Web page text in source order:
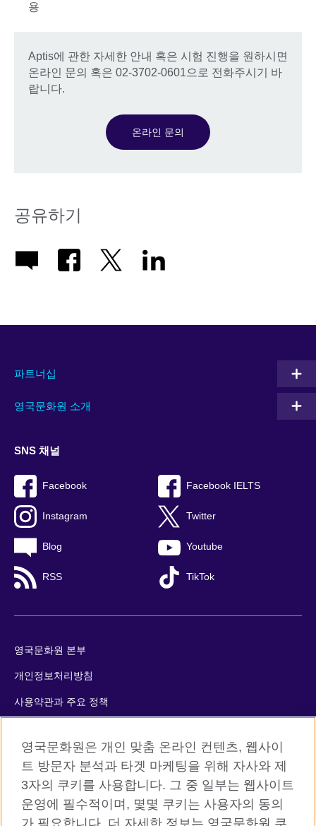
용
Aptis에 관한 자세한 안내 혹은 시험 진행을 원하시면
온라인 문의 혹은 02-3702-0601으로 전화주시기 바
랍니다.
온라인 문의
공유하기
파트너십
영국문화원 소개
SNS 채널
Facebook Facebook IELTS
Instagram Twitter
Blog Youtube
RSS TikTok
영국문화원 본부
개인정보처리방침
사용약관과 주요 정책
사이트맵
© 2026 British Council
The United Kingdom’s international organisation for cultural
영국문화원은 개인 맞춤 온라인 컨텐츠, 웹사이
트 방문자 분석과 타겟 마케팅을 위해 자사와 제
3자의 쿠키를 사용합니다. 그 중 일부는 웹사이트
운영에 필수적이며, 몇몇 쿠키는 사용자의 동의
가 필요합니다. 더 자세한 정보는 영국문화원 쿠